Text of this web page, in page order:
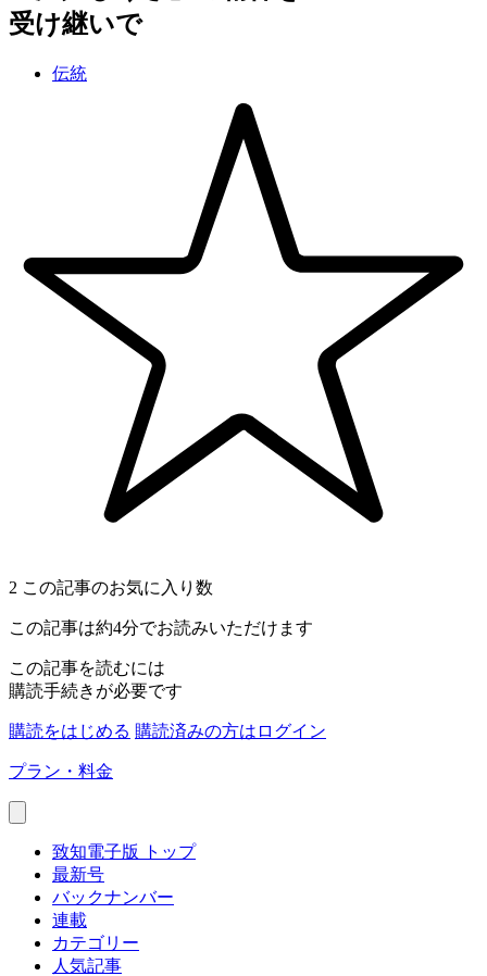
受け継いで
伝統
2 この記事のお気に入り数
この記事は約4分でお読みいただけます
この記事を読むには
購読手続きが必要です
購読をはじめる 購読済みの方はログイン
プラン・料金
致知電子版 トップ
最新号
バックナンバー
連載
カテゴリー
人気記事